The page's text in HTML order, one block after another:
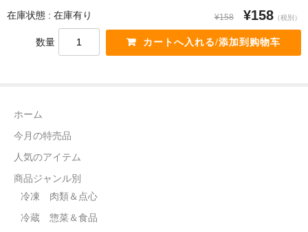
ピータン・塩漬け卵
電話カード
日本語
在庫状態 : 在庫有り ¥158 ¥158 （税別）
数量
ホーム
今月の特売品
人気のアイテム
商品ジャンル別
冷凍 肉類＆点心
冷蔵 惣菜＆食品